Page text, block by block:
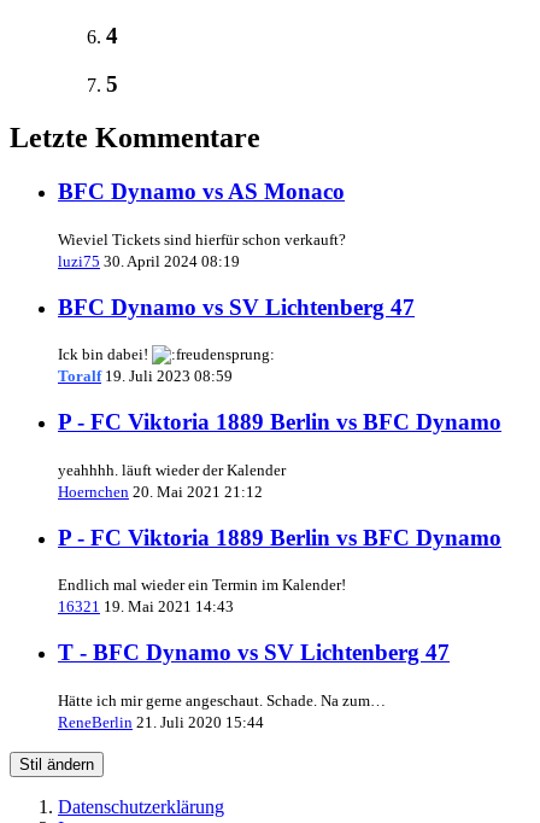
4
5
Letzte Kommentare
BFC Dynamo vs AS Monaco
Wieviel Tickets sind hierfür schon verkauft?
luzi75 30. April 2024 08:19
BFC Dynamo vs SV Lichtenberg 47
Ick bin dabei!
Toralf 19. Juli 2023 08:59
P - FC Viktoria 1889 Berlin vs BFC Dynamo
yeahhhh. läuft wieder der Kalender
Hoernchen 20. Mai 2021 21:12
P - FC Viktoria 1889 Berlin vs BFC Dynamo
Endlich mal wieder ein Termin im Kalender!
16321 19. Mai 2021 14:43
T - BFC Dynamo vs SV Lichtenberg 47
Hätte ich mir gerne angeschaut. Schade. Na zum…
ReneBerlin 21. Juli 2020 15:44
Stil ändern
Datenschutzerklärung